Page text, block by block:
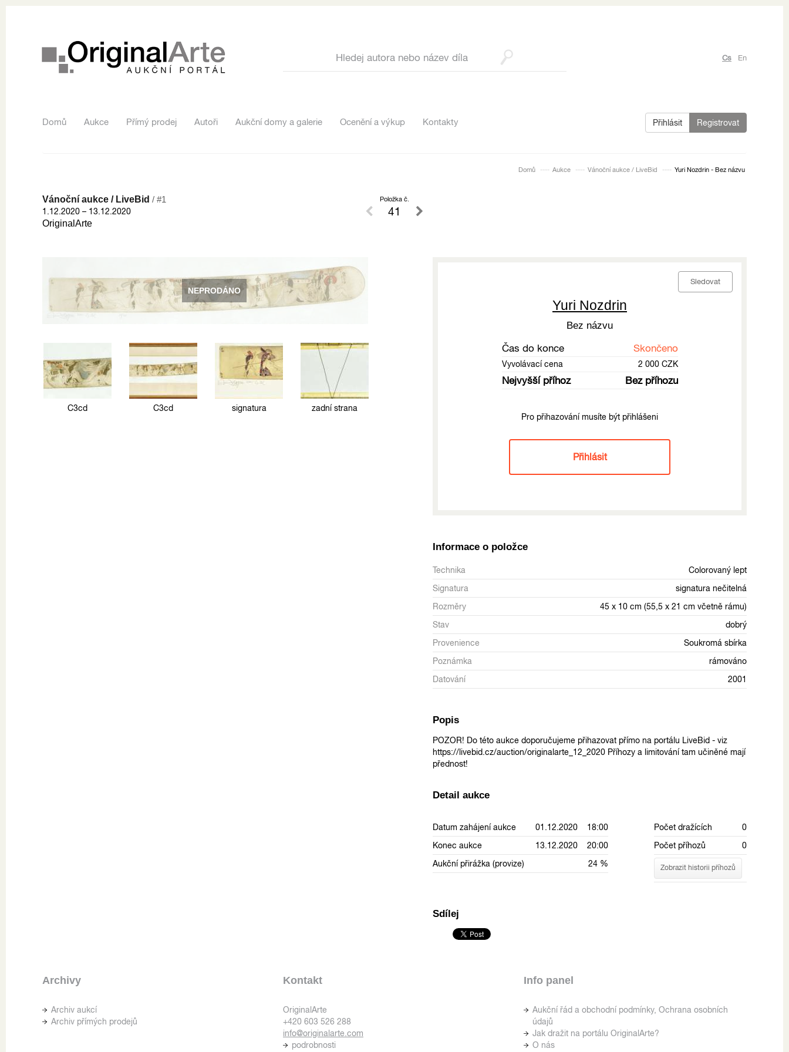
Cs En
Domů Aukce Přímý prodej Autoři Aukční domy a galerie Ocenění a výkup Kontakty Přihlásit Registrovat
Domů Aukce Vánoční aukce / LiveBid Yuri Nozdrin - Bez názvu
Vánoční aukce / LiveBid / #1
1.12.2020 – 13.12.2020
OriginalArte
Položka č.
41
NEPRODÁNO
C3cd C3cd signatura zadní strana
Sledovat
Yuri Nozdrin
Bez názvu
Čas do konce Skončeno
Vyvolávací cena 2 000 CZK
Nejvyšší příhoz Bez příhozu
Pro přihazování musíte být přihlášeni
Přihlásit
Informace o položce
Technika
Colorovaný lept
Signatura
signatura nečitelná
Rozměry
45 x 10 cm (55,5 x 21 cm včetně rámu)
Stav
dobrý
Provenience
Soukromá sbírka
Poznámka
rámováno
Datování
2001
Popis
POZOR! Do této aukce doporučujeme přihazovat přímo na portálu LiveBid - viz
https://livebid.cz/auction/originalarte_12_2020 Příhozy a limitování tam učiněné mají
přednost!
Detail aukce
Datum zahájení aukce
01.12.2020 18:00
Konec aukce
13.12.2020 20:00
Aukční přirážka (provize)
24 %
Počet dražících
0
Počet příhozů
0
Zobrazit historii příhozů
Sdílej
Archivy
Archiv aukcí
Archiv přímých prodejů
Kontakt
OriginalArte
+420 603 526 288
info@originalarte.com
podrobnosti
Info panel
Aukční řád a obchodní podmínky, Ochrana osobních
údajů
Jak dražit na portálu OriginalArte?
O nás